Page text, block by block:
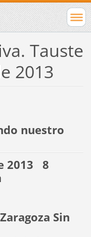
Tauste
2013
nuestro
2013 8
Sin